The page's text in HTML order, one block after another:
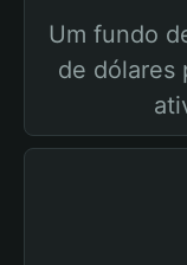
Um fundo
de dólares